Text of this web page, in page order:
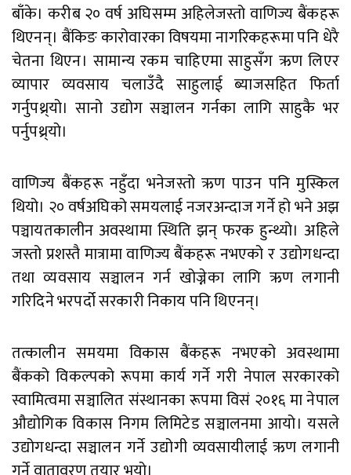
बाँके। करीब २० वर्ष अघिसम्म अहिलेजस्तो वाणिज्य बैंकहरू
थिएनन्। बैंकिङ कारोवारका विषयमा नागरिकहरूमा पनि धेरै
चेतना थिएन। सामान्य रकम चाहिएमा साहुसँग ऋण लिएर
व्यापार व्यवसाय चलाउँदै साहुलाई ब्याजसहित फिर्ता
गर्नुपथ्र्यो। सानो उद्योग सञ्चालन गर्नका लागि साहुकै भर
पर्नुपथ्र्यो।
वाणिज्य बैंकहरू नहुँदा भनेजस्तो ऋण पाउन पनि मुस्किल
थियो। २० वर्षअघिको समयलाई नजरअन्दाज गर्ने हो भने अझ
पञ्चायतकालीन अवस्थामा स्थिति झन् फरक हुन्थ्यो। अहिले
जस्तो प्रशस्तै मात्रामा वाणिज्य बैंकहरू नभएको र उद्योगधन्दा
तथा व्यवसाय सञ्चालन गर्न खोज्नेका लागि ऋण लगानी
गरिदिने भरपर्दो सरकारी निकाय पनि थिएनन्।
तत्कालीन समयमा विकास बैंकहरू नभएको अवस्थामा
बैंकको विकल्पको रूपमा कार्य गर्ने गरी नेपाल सरकारको
स्वामित्वमा सञ्चालित संस्थानका रूपमा विसं २०१६ मा नेपाल
औद्योगिक विकास निगम लिमिटेड सञ्चालनमा आयो। यसले
उद्योगधन्दा सञ्चालन गर्ने उद्योगी व्यवसायीलाई ऋण लगानी